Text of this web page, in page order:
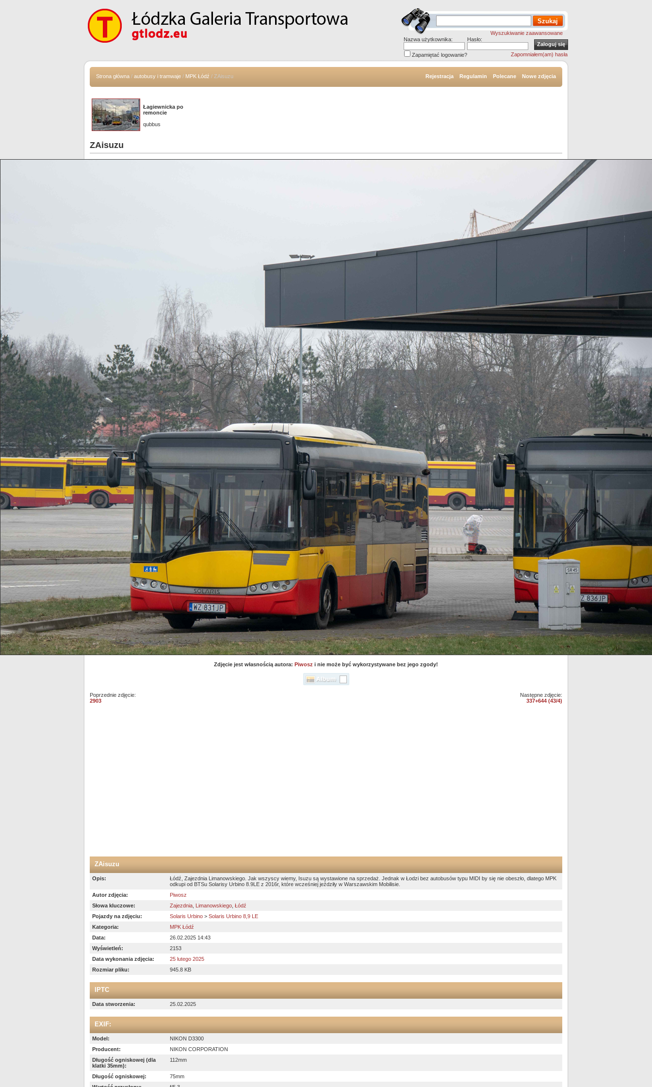
Wyszukiwanie zaawansowane
Nazwa użytkownika:
Hasło:
Zapamiętać logowanie? Zapomniałem(am) hasła
Strona główna / autobusy i tramwaje / MPK Łódź / ZAisuzu Rejestracja Regulamin Polecane Nowe zdjęcia
Łagiewnicka po
remoncie
qubbus
ZAisuzu
Zdjęcie jest własnością autora: Piwosz i nie może być wykorzystywane bez jego zgody!
Poprzednie zdjęcie:
2903
Następne zdjęcie:
337+644 (43/4)
ZAisuzu
Opis:
Łódź, Zajezdnia Limanowskiego. Jak wszyscy wiemy, Isuzu są wystawione na sprzedaż. Jednak w Łodzi bez autobusów typu MIDI by się nie obeszło, dlatego MPK
odkupi od BTSu Solarisy Urbino 8.9LE z 2016r, które wcześniej jeździły w Warszawskim Mobilisie.
Autor zdjęcia:
Piwosz
Słowa kluczowe:
Zajezdnia Limanowskiego Łódź
Pojazdy na zdjęciu:
Solaris Urbino > Solaris Urbino 8,9 LE
Kategoria:
MPK Łódź
Data:
26.02.2025 14:43
Wyświetleń:
2153
Data wykonania zdjęcia:
25 lutego 2025
Rozmiar pliku:
945.8 KB
IPTC
Data stworzenia: 25.02.2025
EXIF:
Model:
NIKON D3300
Producent:
NIKON CORPORATION
Długość ogniskowej (dla
klatki 35mm):
112mm
Długość ogniskowej:
75mm